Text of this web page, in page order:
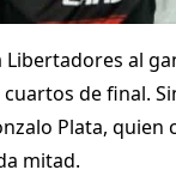
al
de final.
Plata,
mitad.